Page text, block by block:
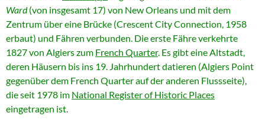
Ward(von insgesamt 17) von New Orleans und mit dem
Zentrum über eine Brücke (Crescent City Connection, 1958
erbaut) und Fähren verbunden. Die erste Fähre verkehrte
1827 von Algiers zum French Quarter. Es gibt eine Altstadt,
deren Häusern bis ins 19. Jahrhundert datieren (Algiers Point
gegenüber dem French Quarter auf der anderen Flussseite),
die seit 1978 im National Register of Historic Places
eingetragen ist.